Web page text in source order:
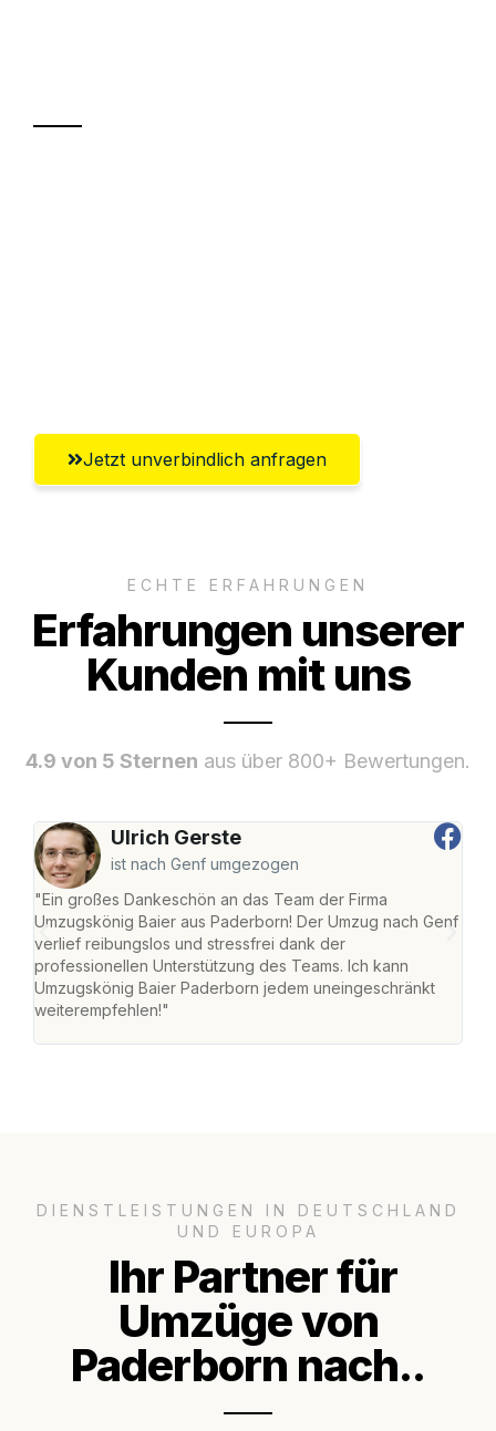
Jetzt unverbindlich anfragen
ECHTE ERFAHRUNGEN
Erfahrungen unserer
Kunden mit uns
4.9 von 5 Sternen aus über 800+ Bewertungen.
Ulrich Gerste
ist nach Genf umgezogen
"Ein großes Dankeschön an das Team der Firma
Umzugskönig Baier aus Paderborn! Der Umzug nach Genf
verlief reibungslos und stressfrei dank der
professionellen Unterstützung des Teams. Ich kann
Umzugskönig Baier Paderborn jedem uneingeschränkt
weiterempfehlen!"
DIENSTLEISTUNGEN IN DEUTSCHLAND
UND EUROPA
Ihr Partner für
Umzüge von
Paderborn nach..